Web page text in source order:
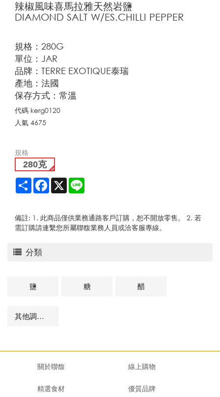
分類
鹽 糖 醋
其他調味品及相關商品
辣椒風味喜馬拉雅天然岩鹽
DIAMOND SALT W/ES.CHILLI PEPPER
規格：280G
單位：JAR
品牌：TERRE EXOTIQUE泰瑞
產地：法國
保存方式：常溫
代碼 kerg0120
人氣 4675
規格
280克
Share Facebook
X
備註: 1. 此商品僅供業務通路客戶訂購，恕不開放零售。 2. 若
需訂購請連繫您所屬聯馥業務人員或洽客服專線。
關於聯馥 線上購物
精選食材 優質品牌